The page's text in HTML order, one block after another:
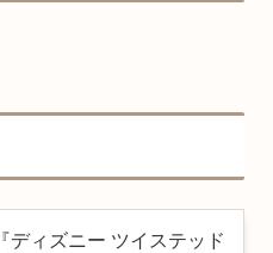
『ディズニー ツイステッド